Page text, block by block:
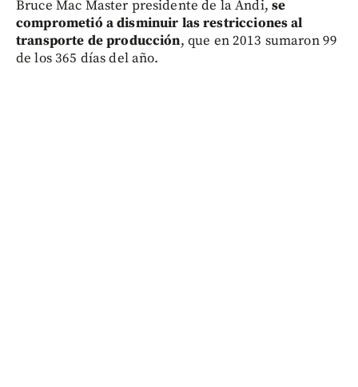
Bruce Mac Master presidente de la Andi, se
comprometió a disminuir las restricciones al
transporte de producción, que en 2013 sumaron 99
de los 365 días del año.